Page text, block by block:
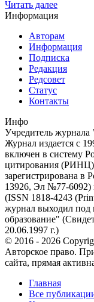
Читать далее
Информация
Авторам
Информация
Подписка
Редакция
Редсовет
Статус
Контакты
Инфо
Учредитель
Журнал издается с
включен в систему
цитирования (РИНЦ),
зарегистрирована
13926, Эл №77-6092)
(ISSN 1818-4243
журнал выходил под
образование"
20.06.1997 г.)
© 2016 - 2026
Авторское право.
сайта, прямая
Главная
Все